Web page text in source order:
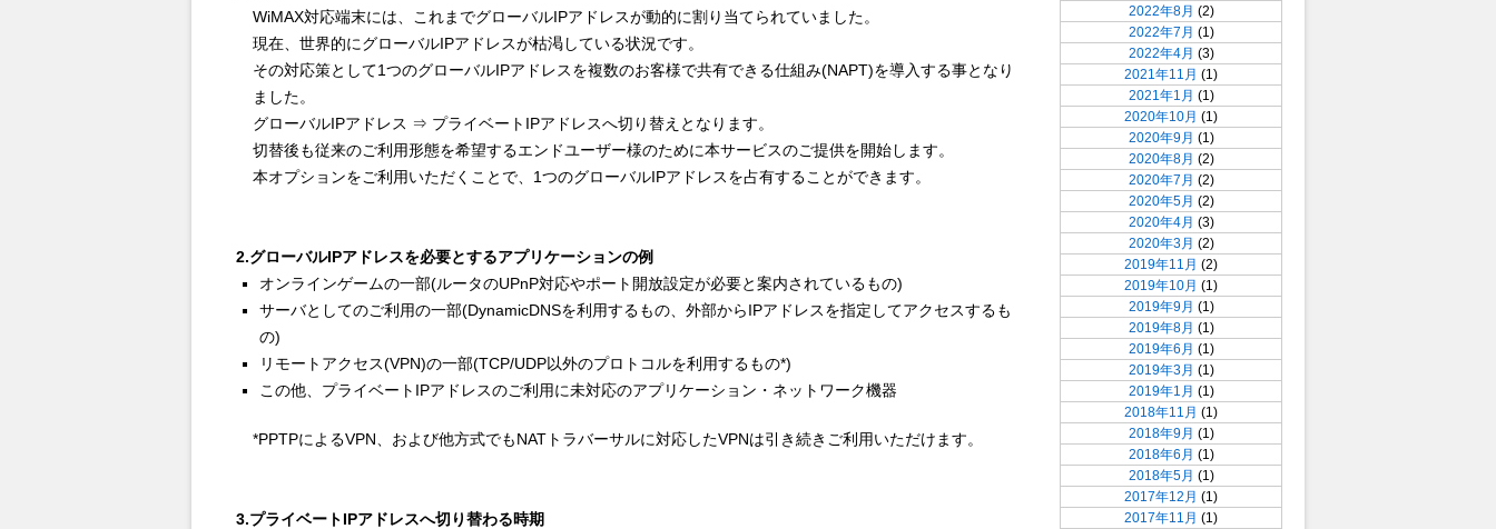
WiMAX対応端末には、これまでグローバルIPアドレスが動的に割り当てられていました。
現在、世界的にグローバルIPアドレスが枯渇している状況です。
その対応策として1つのグローバルIPアドレスを複数のお客様で共有できる仕組み(NAPT)を導入する事となり
ました。
グローバルIPアドレス ⇒ プライベートIPアドレスへ切り替えとなります。
切替後も従来のご利用形態を希望するエンドユーザー様のために本サービスのご提供を開始します。
本オプションをご利用いただくことで、1つのグローバルIPアドレスを占有することができます。
2.グローバルIPアドレスを必要とするアプリケーションの例
オンラインゲームの一部(ルータのUPnP対応やポート開放設定が必要と案内されているもの)
サーバとしてのご利用の一部(DynamicDNSを利用するもの、外部からIPアドレスを指定してアクセスするも
の)
リモートアクセス(VPN)の一部(TCP/UDP以外のプロトコルを利用するもの*)
この他、プライベートIPアドレスのご利用に未対応のアプリケーション・ネットワーク機器
*PPTPによるVPN、および他方式でもNATトラバーサルに対応したVPNは引き続きご利用いただけます。
3.プライベートIPアドレスへ切り替わる時期
2022年8月 (2)
2022年7月 (1)
2022年4月 (3)
2021年11月 (1)
2021年1月 (1)
2020年10月 (1)
2020年9月 (1)
2020年8月 (2)
2020年7月 (2)
2020年5月 (2)
2020年4月 (3)
2020年3月 (2)
2019年11月 (2)
2019年10月 (1)
2019年9月 (1)
2019年8月 (1)
2019年6月 (1)
2019年3月 (1)
2019年1月 (1)
2018年11月 (1)
2018年9月 (1)
2018年6月 (1)
2018年5月 (1)
2017年12月 (1)
2017年11月 (1)